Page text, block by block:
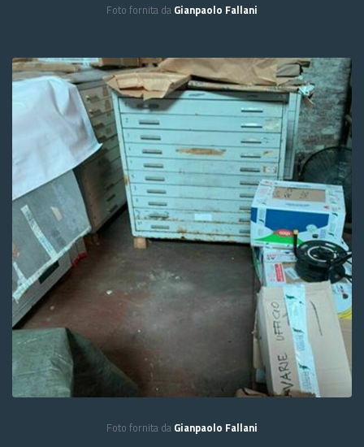
Foto fornita da Gianpaolo Fallani
Foto fornita da Gianpaolo Fallani